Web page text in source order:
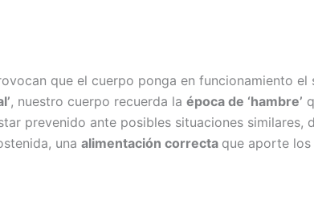
que el cuerpo ponga en funcionamiento
, nuestro cuerpo recuerda la época de ‘hambre’
prevenido ante posibles situaciones similares,
una alimentación correcta que aporte